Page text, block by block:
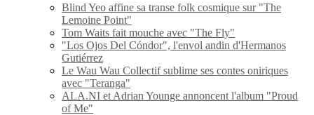
Blind Yeo affine sa transe folk cosmique sur "The
Lemoine Point"
Tom Waits fait mouche avec "The Fly"
"Los Ojos Del Cóndor", l'envol andin d'Hermanos
Gutiérrez
Le Wau Wau Collectif sublime ses contes oniriques
avec "Teranga"
ALA.NI et Adrian Younge annoncent l'album "Proud
of Me"